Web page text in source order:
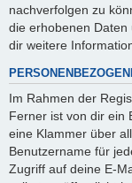
nachverfolgen zu
die erhobenen
dir weitere
Im Rahmen der
Ferner ist von dir ein
eine Klammer über
Benutzername für
Zugriff auf deine E-